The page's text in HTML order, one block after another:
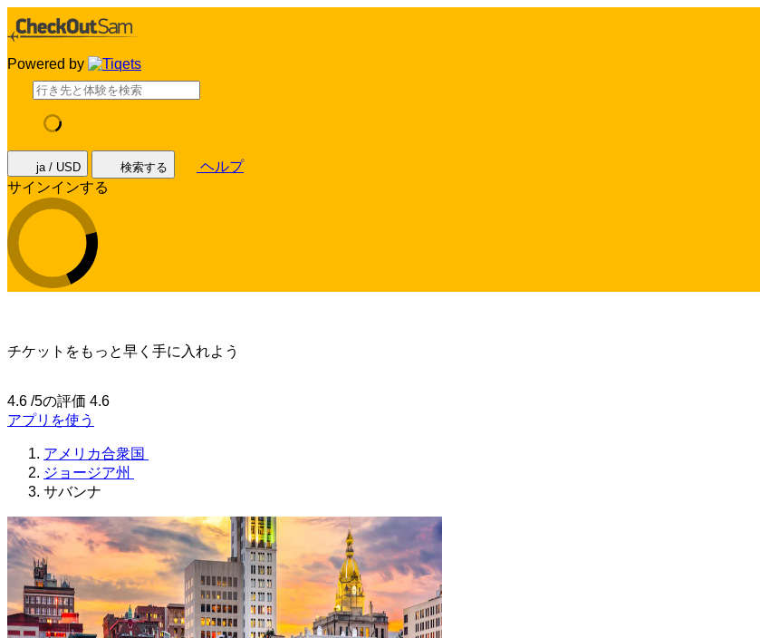
Powered by
ja / USD 検索する
ヘルプ
サインインする
チケットをもっと早く手に入れよう
4.6 /5の評価 4.6
アプリを使う
アメリカ合衆国
ジョージア州
サバンナ